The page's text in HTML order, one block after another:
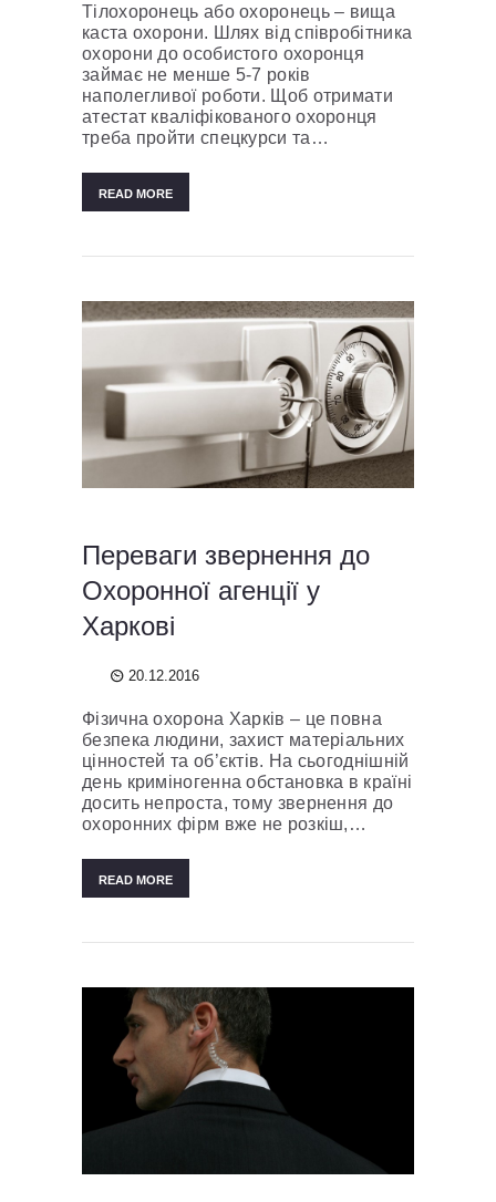
Тілохоронець або охоронець – вища
каста охорони. Шлях від співробітника
охорони до особистого охоронця
займає не менше 5-7 років
наполегливої ​​роботи. Щоб отримати
атестат кваліфікованого охоронця
треба пройти спецкурси та…
READ MORE
Переваги звернення до
Охоронної агенції у
Харкові
20.12.2016
Фізична охорона Харків – це повна
безпека людини, захист матеріальних
цінностей та об’єктів. На сьогоднішній
день криміногенна обстановка в країні
досить непроста, тому звернення до
охоронних фірм вже не розкіш,…
READ MORE